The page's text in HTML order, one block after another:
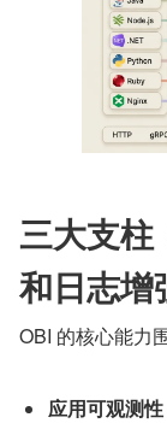
三大支柱
和日志增
OBI 的核心能力
应用可观测性